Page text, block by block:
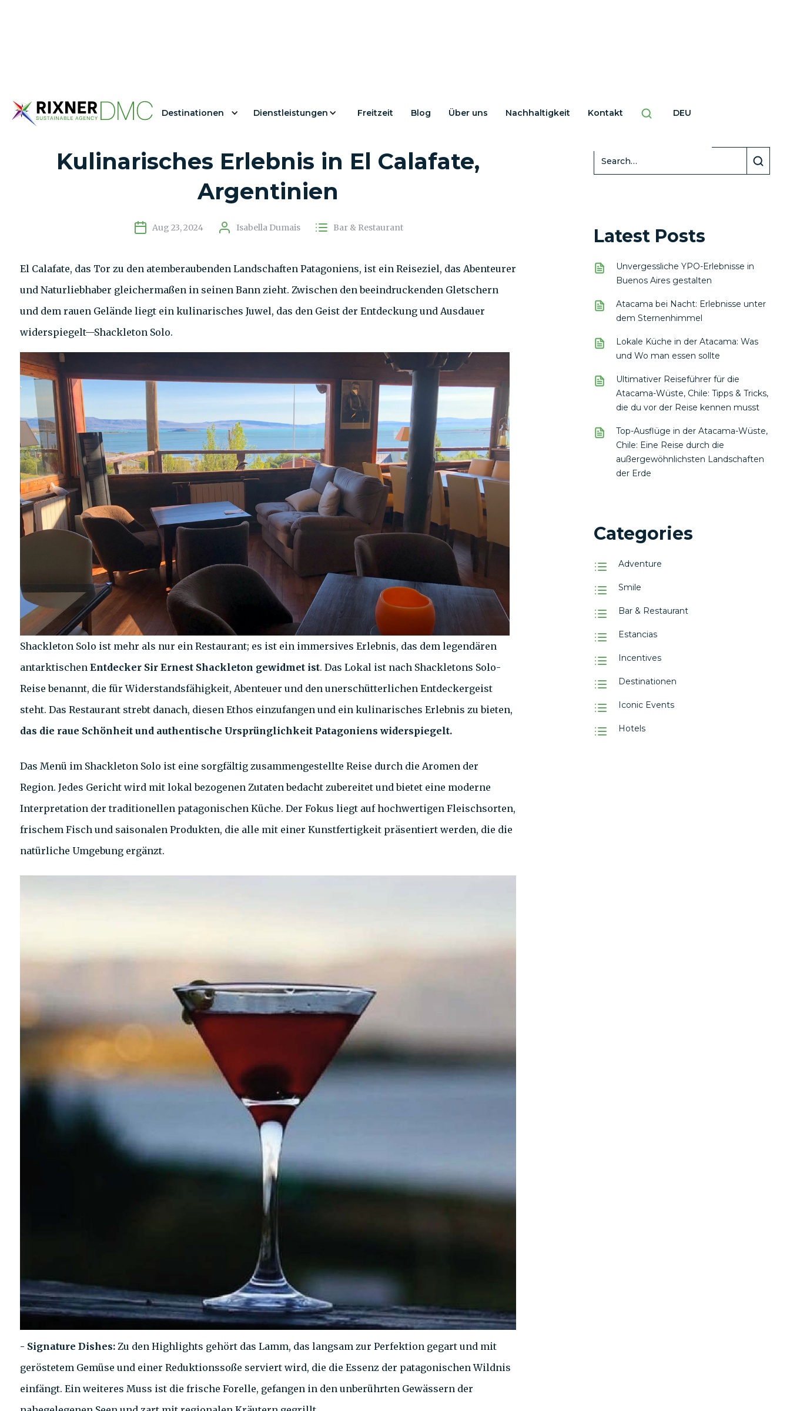
Destinationen Dienstleistungen Freitzeit Blog Über uns Nachhaltigkeit Kontakt DEU
Kulinarisches Erlebnis in El Calafate,
Argentinien
Aug 23, 2024 Isabella Dumais Bar & Restaurant
El Calafate, das Tor zu den atemberaubenden Landschaften Patagoniens, ist ein Reiseziel, das Abenteurer
und Naturliebhaber gleichermaßen in seinen Bann zieht. Zwischen den beeindruckenden Gletschern
und dem rauen Gelände liegt ein kulinarisches Juwel, das den Geist der Entdeckung und Ausdauer
widerspiegelt—Shackleton Solo.
Shackleton Solo ist mehr als nur ein Restaurant; es ist ein immersives Erlebnis, das dem legendären
antarktischen Entdecker Sir Ernest Shackleton gewidmet ist. Das Lokal ist nach Shackletons Solo-
Reise benannt, die für Widerstandsfähigkeit, Abenteuer und den unerschütterlichen Entdeckergeist
steht. Das Restaurant strebt danach, diesen Ethos einzufangen und ein kulinarisches Erlebnis zu bieten,
das die raue Schönheit und authentische Ursprünglichkeit Patagoniens widerspiegelt.
Das Menü im Shackleton Solo ist eine sorgfältig zusammengestellte Reise durch die Aromen der
Region. Jedes Gericht wird mit lokal bezogenen Zutaten bedacht zubereitet und bietet eine moderne
Interpretation der traditionellen patagonischen Küche. Der Fokus liegt auf hochwertigen Fleischsorten,
frischem Fisch und saisonalen Produkten, die alle mit einer Kunstfertigkeit präsentiert werden, die die
natürliche Umgebung ergänzt.
- Signature Dishes: Zu den Highlights gehört das Lamm, das langsam zur Perfektion gegart und mit
geröstetem Gemüse und einer Reduktionssoße serviert wird, die die Essenz der patagonischen Wildnis
einfängt. Ein weiteres Muss ist die frische Forelle, gefangen in den unberührten Gewässern der
Latest Posts
Unvergessliche YPO-Erlebnisse in
Buenos Aires gestalten
Atacama bei Nacht: Erlebnisse unter
dem Sternenhimmel
Lokale Küche in der Atacama: Was
und Wo man essen sollte
Ultimativer Reiseführer für die
Atacama-Wüste, Chile: Tipps & Tricks,
die du vor der Reise kennen musst
Top-Ausflüge in der Atacama-Wüste,
Chile: Eine Reise durch die
außergewöhnlichsten Landschaften
der Erde
Categories
Adventure
Smile
Bar & Restaurant
Estancias
Incentives
Destinationen
Iconic Events
Hotels